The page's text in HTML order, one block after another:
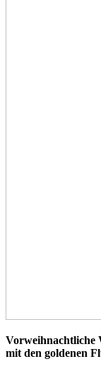
Vorweihnachtliche
mit den goldenen